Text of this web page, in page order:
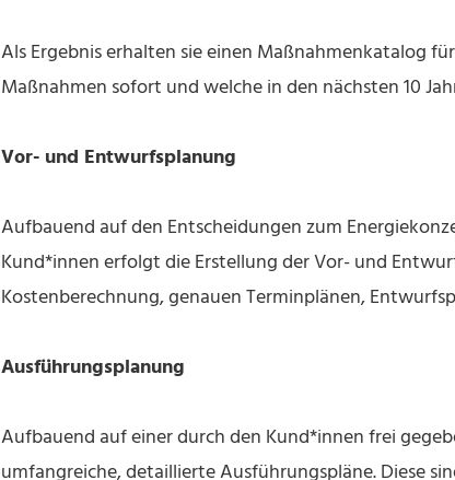
Als Ergebnis erhalten sie einen Maßnahmenkatalog
Maßnahmen sofort und welche in den nächsten 10
Vor- und Entwurfsplanung
Aufbauend auf den Entscheidungen zum
Kund*innen erfolgt die Erstellung der Vor- und
Kostenberechnung, genauen Terminplänen,
Ausführungsplanung
Aufbauend auf einer durch den Kund*innen frei
umfangreiche, detaillierte Ausführungspläne. Diese